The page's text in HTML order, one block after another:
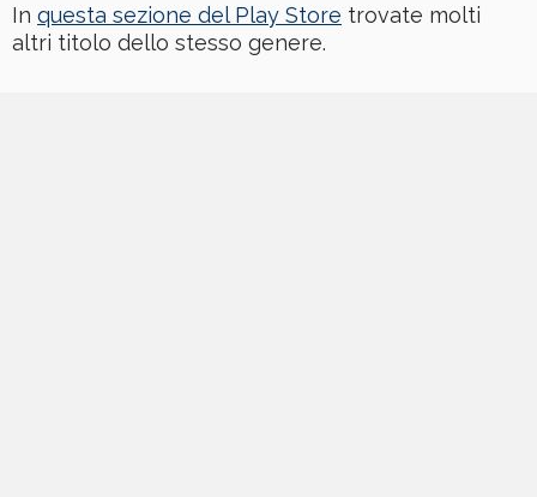
In questa sezione del Play Store trovate molti
altri titolo dello stesso genere.